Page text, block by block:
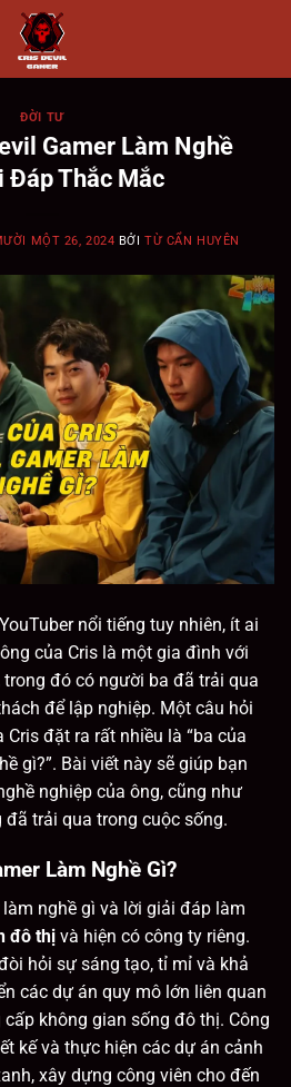
ĐỜI TƯ
Gamer Làm Nghề
Đáp Thắc Mắc
MỘT 26, 2024 BỞITỪ CẨN HUYÊN
nổi tiếng tuy nhiên, ít ai
của Cris là một gia đình với
đó có người ba đã trải qua
để lập nghiệp. Một câu hỏi
đặt ra rất nhiều là “ba của
gì?”. Bài viết này sẽ giúp bạn
nghiệp của ông, cũng như
trải qua trong cuộc sống.
Làm Nghề Gì?
làm nghề gì và lời giải đáp làm
đô thị và hiện có công ty riêng.
hỏi sự sáng tạo, tỉ mỉ và khả
các dự án quy mô lớn liên quan
không gian sống đô thị. Công
kế và thực hiện các dự án cảnh
xây dựng công viên cho đến